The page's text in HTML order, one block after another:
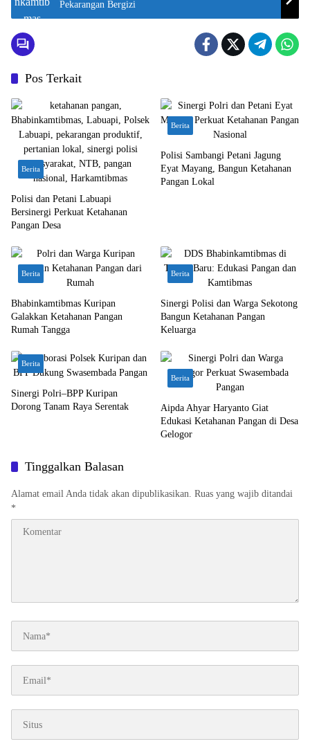
Pekarangan Bergizi
Pos Terkait
Berita
Polisi dan Petani Labuapi
Bersinergi Perkuat Ketahanan
Pangan Desa
Berita
Polisi Sambangi Petani Jagung
Eyat Mayang, Bangun Ketahanan
Pangan Lokal
Berita
Bhabinkamtibmas Kuripan
Galakkan Ketahanan Pangan
Rumah Tangga
Berita
Sinergi Polisi dan Warga Sekotong
Bangun Ketahanan Pangan
Keluarga
Berita
Sinergi Polri–BPP Kuripan
Dorong Tanam Raya Serentak
Berita
Aipda Ahyar Haryanto Giat
Edukasi Ketahanan Pangan di Desa
Gelogor
Tinggalkan Balasan
Alamat email Anda tidak akan dipublikasikan. Ruas yang wajib ditandai
*